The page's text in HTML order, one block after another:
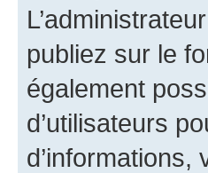
publiez sur le
également
d’utilisateurs